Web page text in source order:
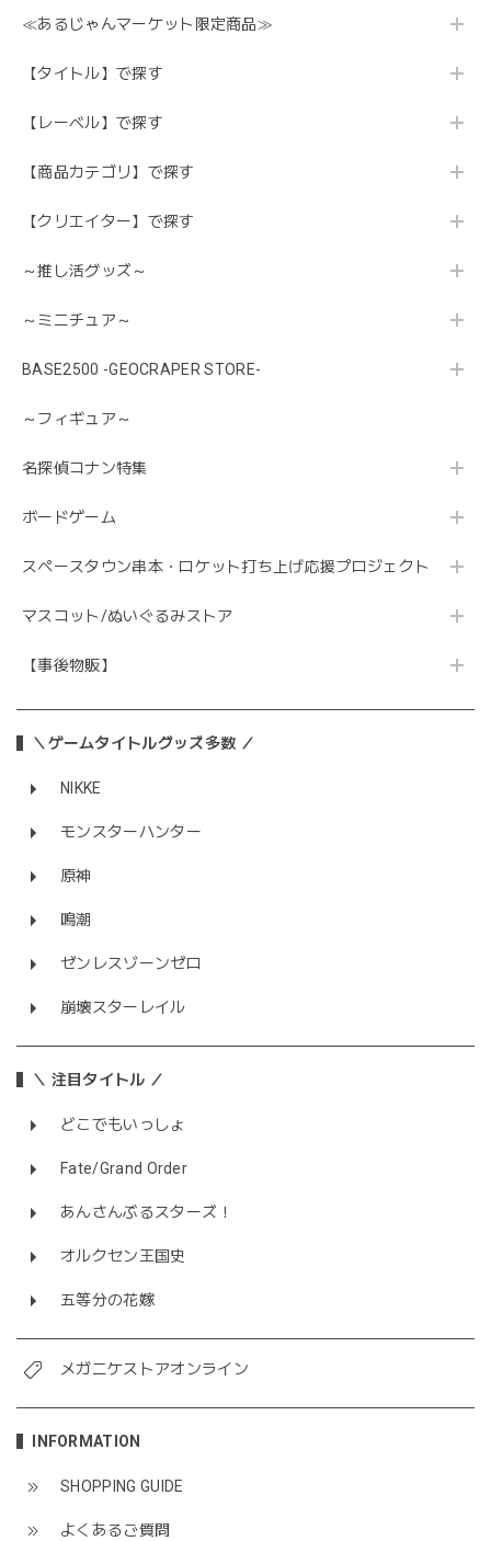
≪あるじゃんマーケット限定商品≫
【タイトル】で探す
【レーベル】で探す
【商品カテゴリ】で探す
【クリエイター】で探す
～推し活グッズ～
～ミニチュア～
BASE2500 -GEOCRAPER STORE-
～フィギュア～
名探偵コナン特集
ボードゲーム
スペースタウン串本・ロケット打ち上げ応援プロジェクト
マスコット/ぬいぐるみストア
【事後物販】
＼ゲームタイトルグッズ多数 ／
NIKKE
モンスターハンター
原神
鳴潮
ゼンレスゾーンゼロ
崩壊スターレイル
＼ 注目タイトル ／
どこでもいっしょ
Fate/Grand Order
あんさんぶるスターズ！
オルクセン王国史
五等分の花嫁
メガニケストアオンライン
INFORMATION
SHOPPING GUIDE
よくあるご質問